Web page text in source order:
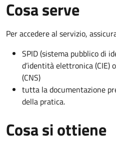
Cosa serve
Per accedere al servizio,
SPID (sistema pubblico di
d’identità elettronica (CIE)
(CNS)
tutta la documentazione
della pratica.
Cosa si ottiene